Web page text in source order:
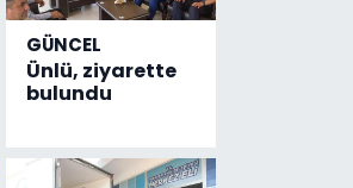
GÜNCEL
Ünlü, ziyarette
bulundu